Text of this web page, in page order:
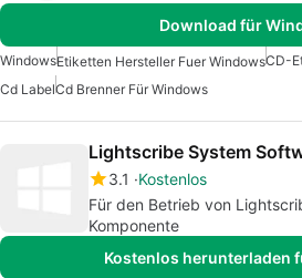
Download für
WindowsEtiketten Hersteller Fuer WindowsCD-
Cd LabelCd Brenner Für Windows
Lightscribe System
3.1
Kostenlos
Für den Betrieb von
Komponente
Kostenlos herunterladen